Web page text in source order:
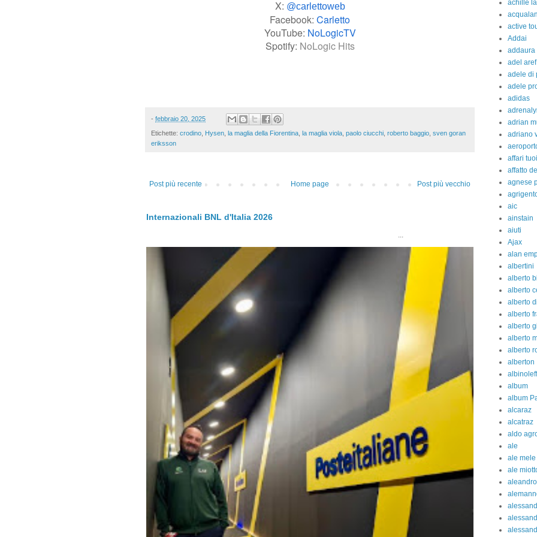
X: @carlettoweb
Facebook: Carletto
YouTube: NoLogicTV
Spotify: NoLogic Hits
- febbraio 20, 2025
Etichette: crodino Hysen la maglia della Fiorentina la maglia viola paolo ciucchi roberto baggio sven goran
eriksson
Post più recente Post più vecchio
Home page
Internazionali BNL d'Italia 2026
...
achille
active
Addai
addaura
adel aref
adele di
adele
adidas
adrian
adriano
affari tuoi
affatto
agnese
aic
ainstain
aiuti
Ajax
alan
albertini
alberto
alberto
alberto
alberto
alberto
alberto
alberto
alberton
album
album
alcaraz
alcatraz
aldo
ale
ale mele
ale